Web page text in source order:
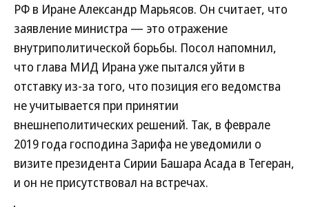
РФ в Иране Александр Марьясов. Он считает, что
заявление министра — это отражение
внутриполитической борьбы. Посол напомнил,
что глава МИД Ирана уже пытался уйти в
отставку из-за того, что позиция его ведомства
не учитывается при принятии
внешнеполитических решений. Так, в феврале
2019 года господина Зарифа не уведомили о
визите президента Сирии Башара Асада в Тегеран,
и он не присутствовал на встречах.